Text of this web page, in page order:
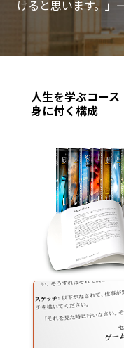
けると思います。」
人生を学ぶコー
身に付く構成